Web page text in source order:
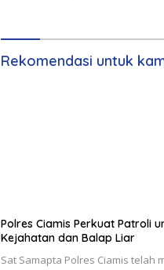
Rekomendasi untuk
Polres Ciamis Perkuat Patroli
Kejahatan dan Balap Liar
Sat Samapta Polres Ciamis telah